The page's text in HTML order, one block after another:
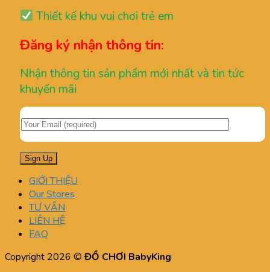
Thiết kế khu vui chơi trẻ em
Đăng ký nhận thông tin:
Nhận thông tin sản phẩm mới nhất và tin tức
khuyến mãi
GIỚI THIỆU
Our Stores
TƯ VẤN
LIÊN HỆ
FAQ
Copyright 2026 ©ĐỒ CHƠI BabyKing